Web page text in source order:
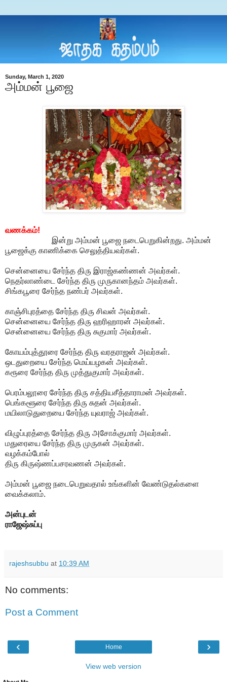
Sunday, March 1, 2020
அம்மன் பூஜை
வணக்கம்!
இன்று அம்மன் பூஜை நடைபெறுகின்றது. அம்மன்
பூஜைக்கு காணிக்கை செலுத்தியவர்கள்.
சென்னையை சேர்ந்த திரு இராஜ்கண்ணன் அவர்கள்.
நெதர்லாண்டை சேர்ந்த திரு முருகானந்தம் அவர்கள்.
சிங்கபூரை சேர்ந்த நண்பர் அவர்கள்.
காஞ்சிபுரத்தை சேர்ந்த திரு சிவன் அவர்கள்.
சென்னையை சேர்ந்த திரு ஹரிஹாரன் அவர்கள்.
சென்னையை சேர்ந்த திரு சுகுமார் அவர்கள்.
கோயம்புத்தூரை சேர்ந்த திரு வரதராஜன் அவர்கள்.
ஒடதுறையை சேர்ந்த மெய்யழகன் அவர்கள்.
கரூரை சேர்ந்த திரு முத்துகுமார் அவர்கள்.
பெரம்பலூரை சேர்ந்த திரு சத்தியசீத்தாராமன் அவர்கள்.
பெங்களூரை சேர்ந்த திரு சுதன் அவர்கள்.
மயிலாடுதுறையை சேர்ந்த யுவராஜ் அவர்கள்.
விழுப்புரத்தை சேர்ந்த திரு அசோக்குமார் அவர்கள்.
மதுரையை சேர்ந்த திரு முருகன் அவர்கள்.
வழக்கம்போல்
திரு கிருஷ்ணப்பசரவணன் அவர்கள்.
அம்மன் பூஜை நடைபெறுவதால் உங்களின் வேண்டுதல்களை
வைக்கலாம்.
அன்புடன்
ராஜேஷ்சுப்பு
rajeshsubbu at 10:39 AM
No comments:
Post a Comment
‹ ›
Home
View web version